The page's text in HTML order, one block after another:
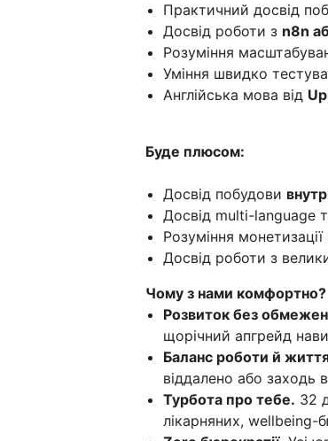
Практичний досвід
Досвід роботи з n8n
Розуміння
Уміння швидко
Англійська мова від
Буде плюсом:
Досвід побудови
Досвід multi-language
Розуміння
Досвід роботи з
Чому з нами комфортно?
Розвиток без
щорічний апгрейд
Баланс роботи й
віддалено або заходь
Турбота про тебе. 32
лікарняних, wellbeing-